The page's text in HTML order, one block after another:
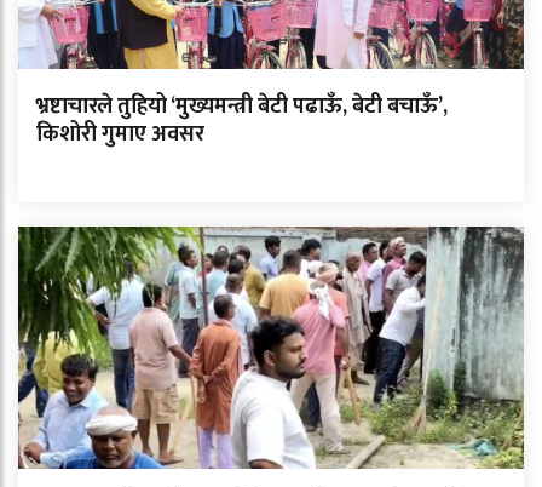
भ्रष्टाचारले तुहियो ‘मुख्यमन्त्री बेटी पढाऊँ, बेटी बचाऊँ’,
किशोरी गुमाए अवसर